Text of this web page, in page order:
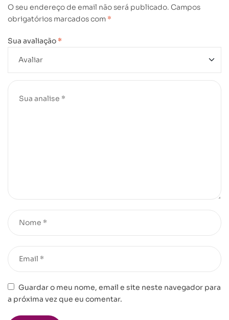
O seu endereço de email não será publicado. Campos
obrigatórios marcados com *
Sua avaliação *
Guardar o meu nome, email e site neste navegador para
a próxima vez que eu comentar.